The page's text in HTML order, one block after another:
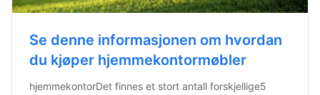
Se denne informasjonen om hvordan
du kjøper hjemmekontormøbler
hjemmekontorDet finnes et stort antall forskjellige5